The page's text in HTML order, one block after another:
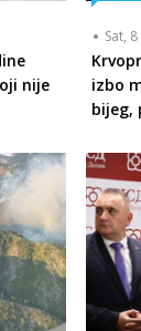
nije
Sat,
izbo
bijeg,